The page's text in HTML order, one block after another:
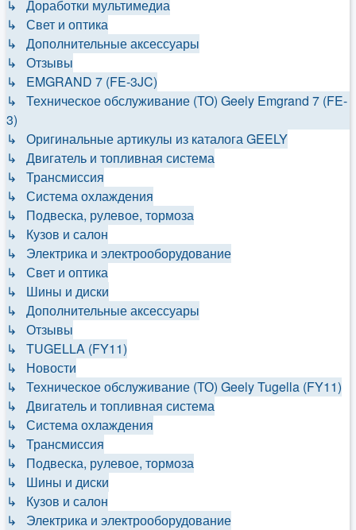
↳ Доработки мультимедиа
↳ Свет и оптика
↳ Дополнительные аксессуары
↳ Отзывы
↳ EMGRAND 7 (FE-3JC)
↳ Техническое обслуживание (ТО) Geely Emgrand 7 (FE-
3)
↳ Оригинальные артикулы из каталога GEELY
↳ Двигатель и топливная система
↳ Трансмиссия
↳ Система охлаждения
↳ Подвеска, рулевое, тормоза
↳ Кузов и салон
↳ Электрика и электрооборудование
↳ Свет и оптика
↳ Шины и диски
↳ Дополнительные аксессуары
↳ Отзывы
↳ TUGELLA (FY11)
↳ Новости
↳ Техническое обслуживание (ТО) Geely Tugella (FY11)
↳ Двигатель и топливная система
↳ Система охлаждения
↳ Трансмиссия
↳ Подвеска, рулевое, тормоза
↳ Шины и диски
↳ Кузов и салон
↳ Электрика и электрооборудование